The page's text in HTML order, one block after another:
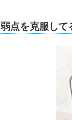
弱点を克服して